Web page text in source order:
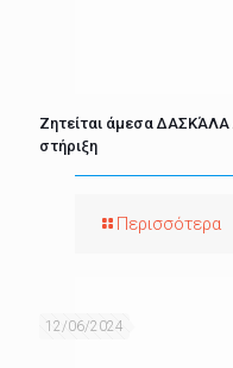
Ζητείται άμεσα
στήριξη
Περισσότερα
12/06/2024